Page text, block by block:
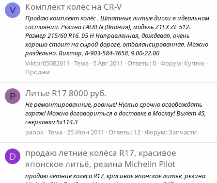
V Комплект колёс на CR-V
Продаю комплект колёс . Штатные литые диски в идеальном
состоянии. Резина FALKEN (Япония), модель Z1EX ZE 512.
Размер 215/60 R16. 95 H Направленная, дождевая, очень
хорошо стоит на сырой дороге, отбалансированная. Можно
раздельно. Виктор, 8-903-584-3658, 9.00-22.00
Viktor05082011
Тема 5 Авг 2011 Ответы: 0 Форум: Куплю -
Продам
P Литье R17 8000 руб.
Не ремонтированные, ровные! Нужно срочно освобождать
гараж! Можно договориться о доставке в Москву! Вылет 45,
сверловка 5х114.3
panok Тема 25 Июн 2011 Ответы: 12 Форум:Запчасти
D
продаю летние колёса R17, красивое
японское литьё, резина Michelin Pilot
продаю летние колёса R17, красивое японское литьё, резина